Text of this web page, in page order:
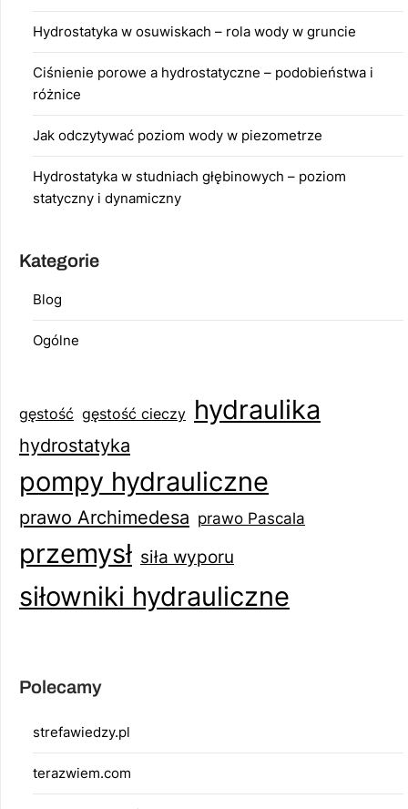
Hydrostatyka w osuwiskach – rola wody w gruncie
Ciśnienie porowe a hydrostatyczne – podobieństwa i
różnice
Jak odczytywać poziom wody w piezometrze
Hydrostatyka w studniach głębinowych – poziom
statyczny i dynamiczny
Kategorie
Blog
Ogólne
gęstość gęstość cieczy hydraulika
hydrostatyka
pompy hydrauliczne
prawo Archimedesa prawo Pascala
przemysł siła wyporu
siłowniki hydrauliczne
Polecamy
strefawiedzy.pl
terazwiem.com